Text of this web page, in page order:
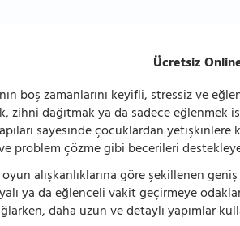
Ücretsiz
boş zamanlarını keyifli, stressiz ve
zihni dağıtmak ya da sadece eğlenmek
sayesinde çocuklardan
problem çözme gibi becerileri
alışkanlıklarına göre şekillenen
ya da eğlenceli vakit geçirmeye
daha uzun ve detaylı yapımlar